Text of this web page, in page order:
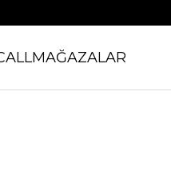
MAĞAZALAR